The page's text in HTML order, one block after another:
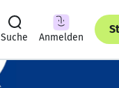
Suche Anmelden